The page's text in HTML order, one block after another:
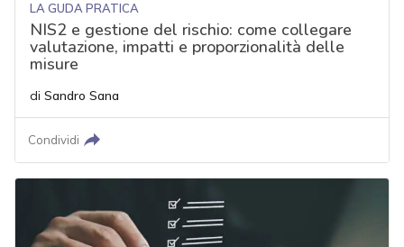
LA GUDA PRATICA
NIS2 e gestione del rischio: come collegare
valutazione, impatti e proporzionalità delle
misure
di Sandro Sana
Condividi